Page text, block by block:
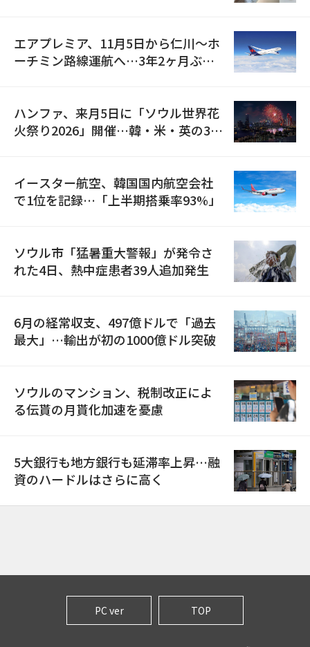
エアプレミア、11月5日から仁川〜ホ
ーチミン路線運航へ…3年2ヶ月ぶり
ハンファ、来月5日に「ソウル世界花
火祭り2026」開催…韓・米・英の3カ
イースター航空、韓国国内航空会社
で1位を記録…「上半期搭乗率93%」
ソウル市「猛暑重大警報」が発令さ
れた4日、熱中症患者39人追加発生
6月の経常収支、497億ドルで「過去
最大」…輸出が初の1000億ドル突破
ソウルのマンション、税制改正によ
る伝貰の月貰化加速を憂慮
5大銀行も地方銀行も延滞率上昇…融
資のハードルはさらに高く
PC ver TOP